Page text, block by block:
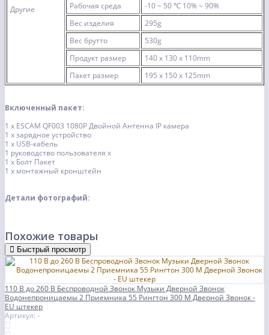
Другие
Рабочая среда
-10 ~ 50 ℃ 10% ~ 90%
Вес изделия
295g
Вес брутто
530g
Продукт размер
140 x 130 x 110mm
Пакет размер
195 x 150 x 125mm
Включенный пакет:
1 x ESCAM QF003 1080P Двойной Антенна IP камера
1 х зарядное устройство
1 x USB-кабель
1 руководство пользователя x
1 x Болт Пакет
1 х монтажный кронштейн
Детали фотографий:
Похожие товары
Быстрый просмотр
110 В до 260 В Беспроводной Звонок Музыки Дверной Звонок
Водонепроницаемы 2 Приемника 55 Рингтон 300 М Дверной Звонок -
EU штекер
Артикул: -